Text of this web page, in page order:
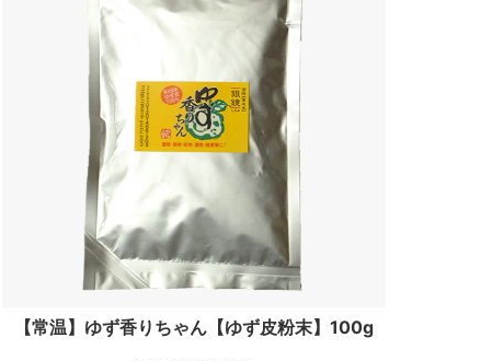
【常温】ゆず香りちゃん【ゆず皮粉末】100g